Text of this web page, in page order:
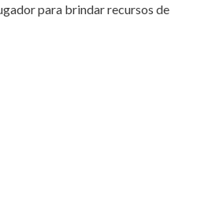
para brindar recursos de